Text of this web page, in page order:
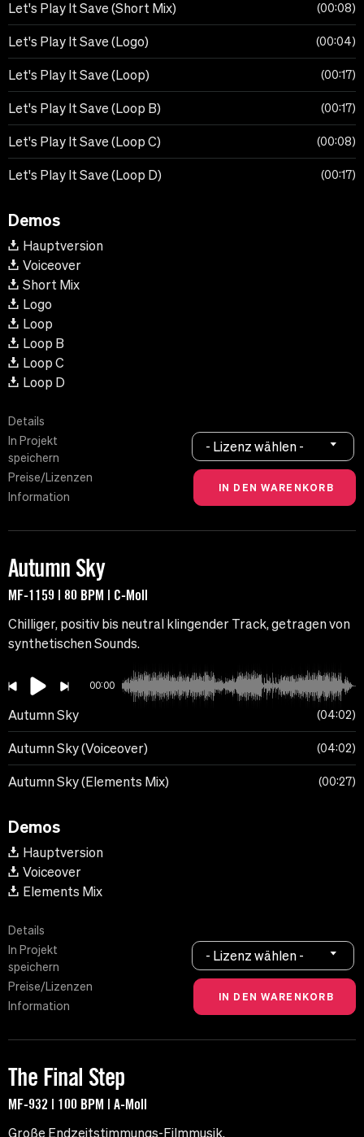
Let's Play It Save (Short Mix) 00:08
Let's Play It Save (Logo) 00:04
Let's Play It Save (Loop) 00:17
Let's Play It Save (Loop B) 00:17
Let's Play It Save (Loop C) 00:08
Let's Play It Save (Loop D) 00:17
Demos
Hauptversion
Voiceover
Short Mix
Logo
Loop
Loop B
Loop C
Loop D
Details
In Projekt
speichern
Preise/Lizenzen
Information
- Lizenz wählen -
Autumn Sky
MF-1159 | 80 BPM | C-Moll
Chilliger, positiv bis neutral klingender Track, getragen von
synthetischen Sounds.
00:00
Autumn Sky 04:02
Autumn Sky (Voiceover) 04:02
Autumn Sky (Elements Mix) 00:27
Demos
Hauptversion
Voiceover
Elements Mix
Details
In Projekt
speichern
Preise/Lizenzen
Information
- Lizenz wählen -
The Final Step
MF-932 | 100 BPM | A-Moll
Große Endzeitstimmungs-Filmmusik.